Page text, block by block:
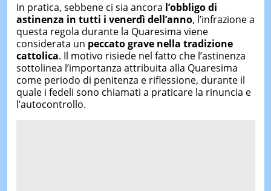
In pratica, sebbene ci sia ancora l’obbligo di
astinenza in tutti i venerdì dell’anno, l’infrazione a
questa regola durante la Quaresima viene
considerata un peccato grave nella tradizione
cattolica. Il motivo risiede nel fatto che l’astinenza
sottolinea l’importanza attribuita alla Quaresima
come periodo di penitenza e riflessione, durante il
quale i fedeli sono chiamati a praticare la rinuncia e
l’autocontrollo.